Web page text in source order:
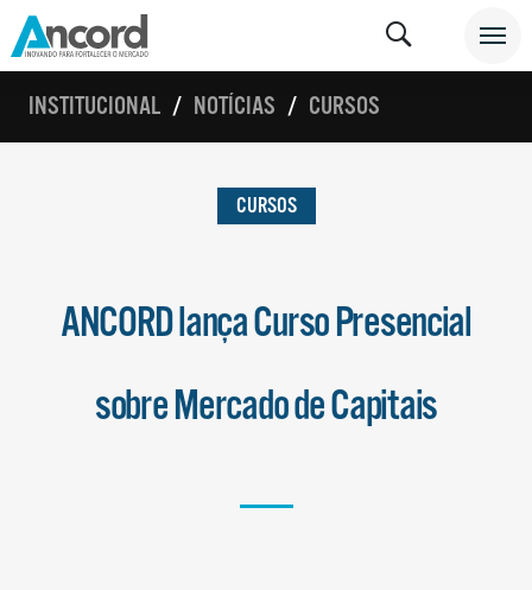
INSTITUCIONAL NOTÍCIAS CURSOS
CURSOS
ANCORD lança Curso Presencial
sobre Mercado de Capitais